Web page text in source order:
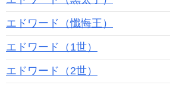
エドワード（懺悔王）
エドワード（1世）
エドワード（2世）